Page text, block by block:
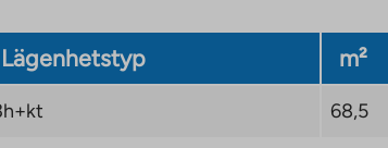
Lägenhetstyp m²
68,5